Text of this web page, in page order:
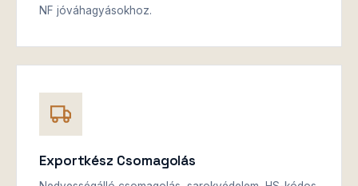
NF jóváhagyásokhoz.
Exportkész Csomagolás